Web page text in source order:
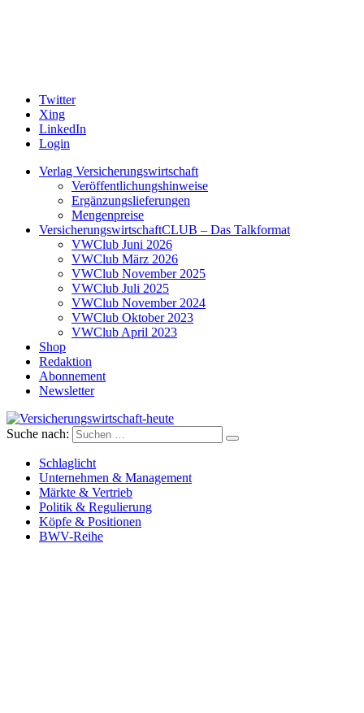
Twitter
Xing
LinkedIn
Login
Verlag Versicherungswirtschaft
Veröffentlichungshinweise
Ergänzungslieferungen
Mengenpreise
VersicherungswirtschaftCLUB – Das Talkformat
VWClub Juni 2026
VWClub März 2026
VWClub November 2025
VWClub Juli 2025
VWClub November 2024
VWClub Oktober 2023
VWClub April 2023
Shop
Redaktion
Abonnement
Newsletter
Versicherungswirtschaft-heute
Suche nach:
Schlaglicht
Unternehmen & Management
Märkte & Vertrieb
Politik & Regulierung
Köpfe & Positionen
BWV-Reihe